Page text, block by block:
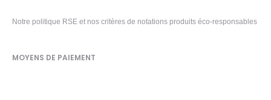
Notre politique RSE et nos critères de notations produits éco-responsables
MOYENS DE PAIEMENT